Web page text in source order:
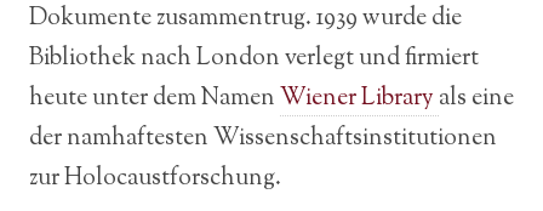
Dokumente zusammentrug. 1939 wurde die
Bibliothek nach London verlegt und firmiert
heute unter dem NamenWiener Library als eine
der namhaftesten Wissenschaftsinstitutionen
zur Holocaustforschung.